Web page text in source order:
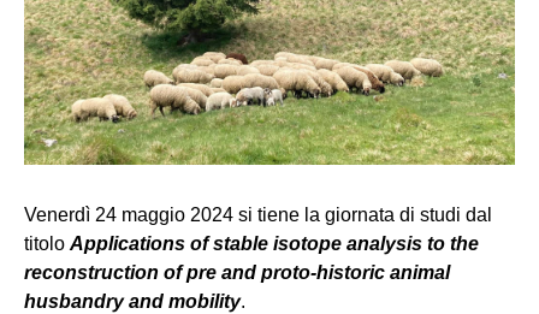
Venerdì 24 maggio 2024 si tiene la giornata di studi dal
titolo Applications of stable isotope analysis to the
reconstruction of pre and proto-historic animal
husbandry and mobility.